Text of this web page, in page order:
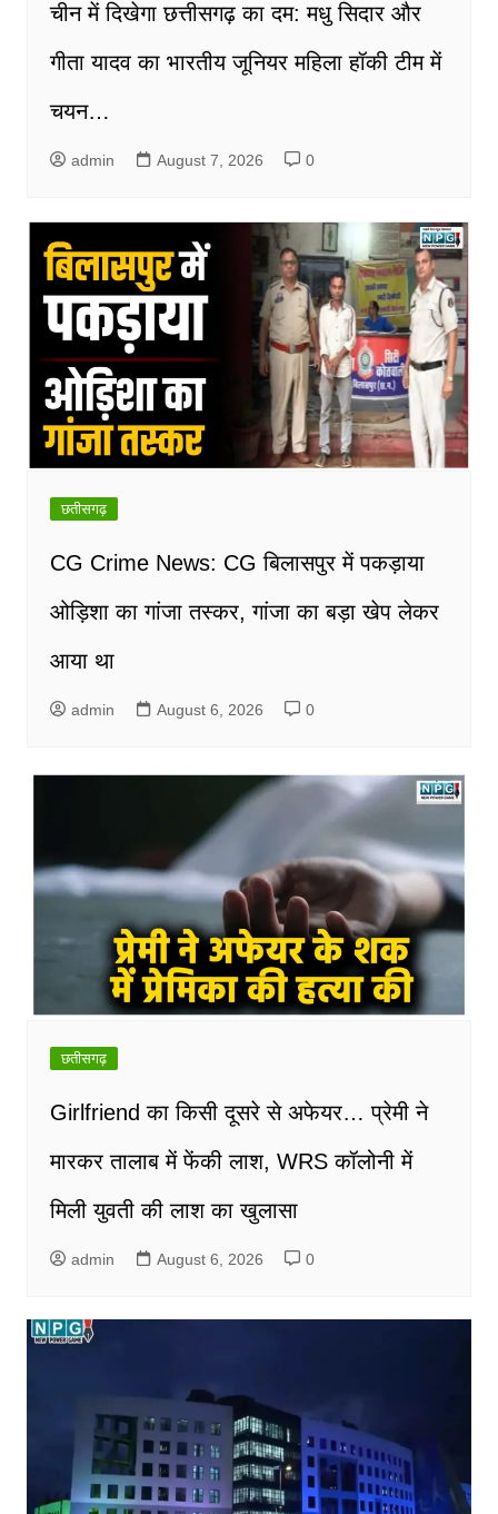
चीन में दिखेगा छत्तीसगढ़ का दम: मधु सिदार और
गीता यादव का भारतीय जूनियर महिला हॉकी टीम में
चयन…
admin August 7, 2026 0
छतीसगढ़
CG Crime News: CG बिलासपुर में पकड़ाया
ओड़िशा का गांजा तस्कर, गांजा का बड़ा खेप लेकर
आया था
admin August 6, 2026 0
छतीसगढ़
Girlfriend का किसी दूसरे से अफेयर… प्रेमी ने
मारकर तालाब में फेंकी लाश, WRS कॉलोनी में
मिली युवती की लाश का खुलासा
admin August 6, 2026 0